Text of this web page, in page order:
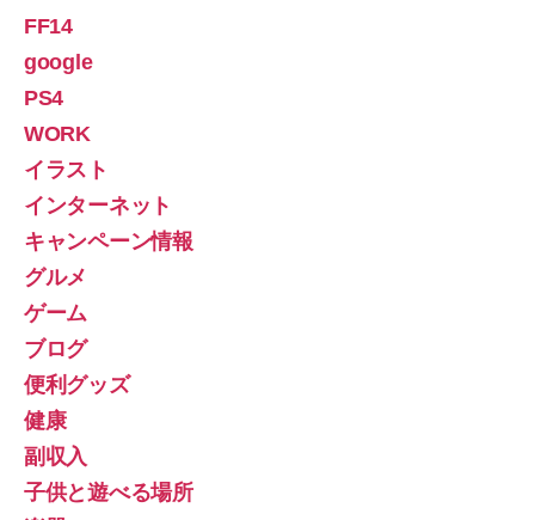
FF14
google
PS4
WORK
イラスト
インターネット
キャンペーン情報
グルメ
ゲーム
ブログ
便利グッズ
健康
副収入
子供と遊べる場所